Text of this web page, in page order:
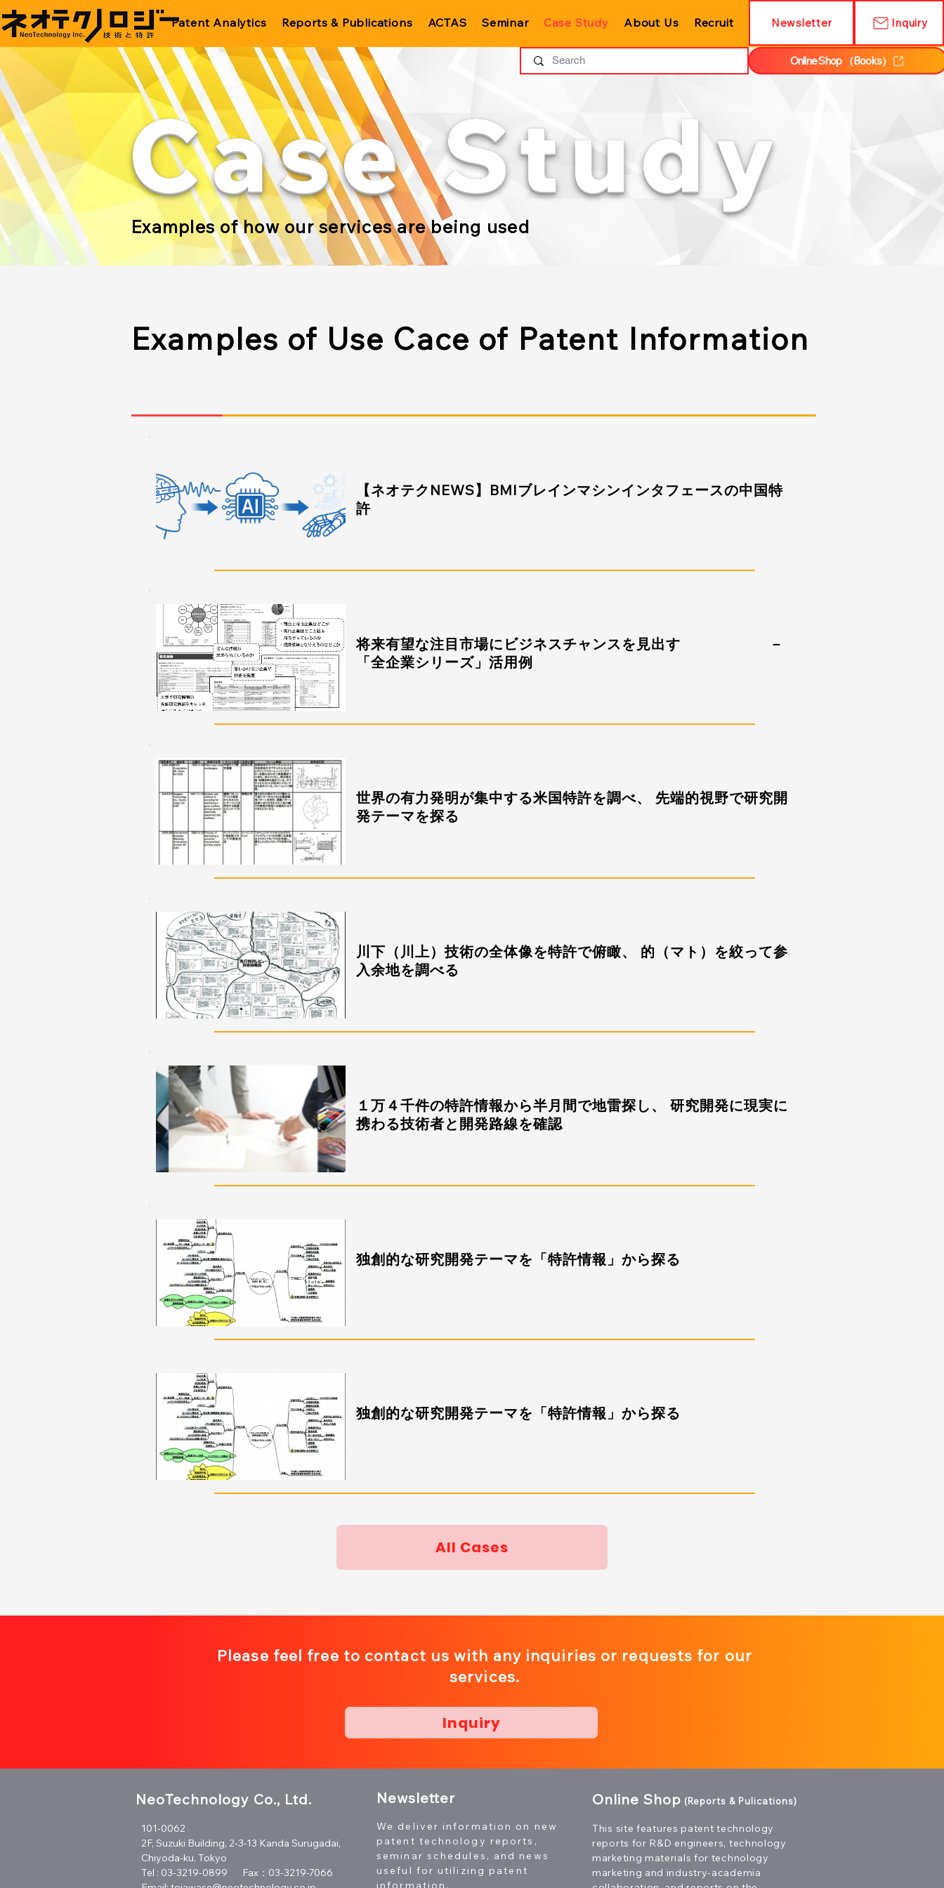
Patent Analytics Reports & Publications ACTAS Seminar Case Study About Us Recruit Newsletter Inquiry
Online Shop （Books）
Case Study
Examples of how our services are being used
Examples of Use Cace of Patent Information
【ネオテクNEWS】BMIブレインマシンインタフェースの中国特
許
将来有望な注目市場にビジネスチャンスを見出す －
「全企業シリーズ」活用例
世界の有力発明が集中する米国特許を調べ、 先端的視野で研究開
発テーマを探る
川下（川上）技術の全体像を特許で俯瞰、 的（マト）を絞って参
入余地を調べる
１万４千件の特許情報から半月間で地雷探し、 研究開発に現実に
携わる技術者と開発路線を確認
独創的な研究開発テーマを「特許情報」から探る
独創的な研究開発テーマを「特許情報」から探る
All Cases
Please feel free to contact us with any inquiries or requests for our
services.
Inquiry
NeoTechnology Co., Ltd.
Fax:03-3219-7066
101-0062
2F, Suzuki Building, 2-3-13 Kanda Surugadai,
Chiyoda-ku, Tokyo
Tel : 03-3219-0899 Fax：03-3219-7066
Newsletter
We deliver information on new
patent technology reports,
seminar schedules, and news
useful for utilizing patent
information.
Online Shop (Reports & Pulications)
This site features patent technology
reports for R&D engineers, technology
marketing materials for technology
marketing and industry-academia